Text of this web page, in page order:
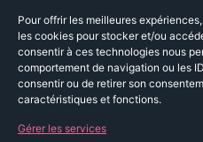
Pour offrir les meilleures
les cookies pour stocker et/ou
consentir à ces technologies nous
comportement de navigation ou les
consentir ou de retirer son
caractéristiques et fonctions.
Gérer les services